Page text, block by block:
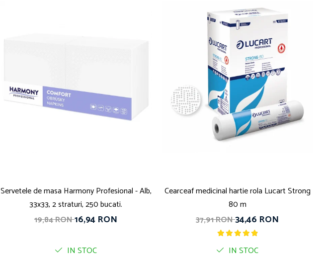
Servetele de masa Harmony Profesional - Alb,
33x33, 2 straturi, 250 bucati.
19,84 RON16,94 RON
IN STOC
Cearceaf medicinal hartie rola Lucart Strong
80 m
37,91 RON34,46 RON
IN STOC